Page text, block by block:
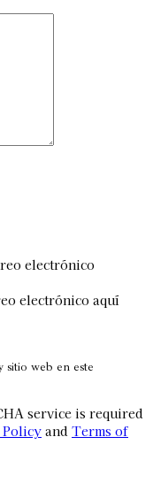
electrónico
electrónico aquí
web en este
service is required
and Terms of